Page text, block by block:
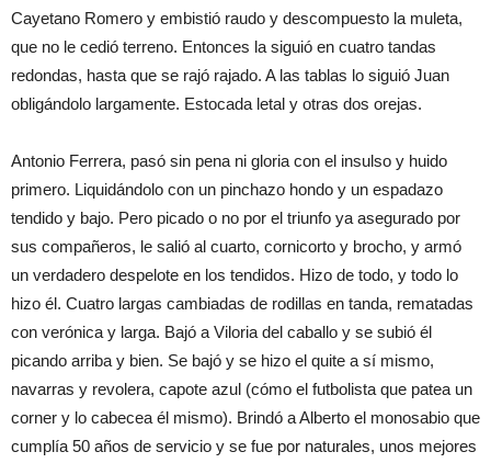
Cayetano Romero y embistió raudo y descompuesto la muleta,
que no le cedió terreno. Entonces la siguió en cuatro tandas
redondas, hasta que se rajó rajado. A las tablas lo siguió Juan
obligándolo largamente. Estocada letal y otras dos orejas.
Antonio Ferrera, pasó sin pena ni gloria con el insulso y huido
primero. Liquidándolo con un pinchazo hondo y un espadazo
tendido y bajo. Pero picado o no por el triunfo ya asegurado por
sus compañeros, le salió al cuarto, cornicorto y brocho, y armó
un verdadero despelote en los tendidos. Hizo de todo, y todo lo
hizo él. Cuatro largas cambiadas de rodillas en tanda, rematadas
con verónica y larga. Bajó a Viloria del caballo y se subió él
picando arriba y bien. Se bajó y se hizo el quite a sí mismo,
navarras y revolera, capote azul (cómo el futbolista que patea un
corner y lo cabecea él mismo). Brindó a Alberto el monosabio que
cumplía 50 años de servicio y se fue por naturales, unos mejores